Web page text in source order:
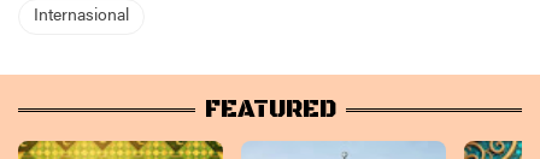
Internasional
FEATURED